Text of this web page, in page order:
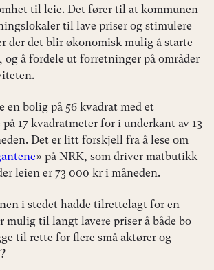
til leie. Det fører til at kommunen
til lave priser og stimulere
der det blir økonomisk mulig å starte
og å fordele ut forretninger på områder
en bolig på 56 kvadrat med et
17 kvadratmeter for i underkant av 13
Det er litt forskjell fra å lese om
» på NRK, som driver matbutikk
leien er 73 000 kr i måneden.
i stedet hadde tilrettelagt for en
mulig til langt lavere priser å både bo
til rette for flere små aktører og